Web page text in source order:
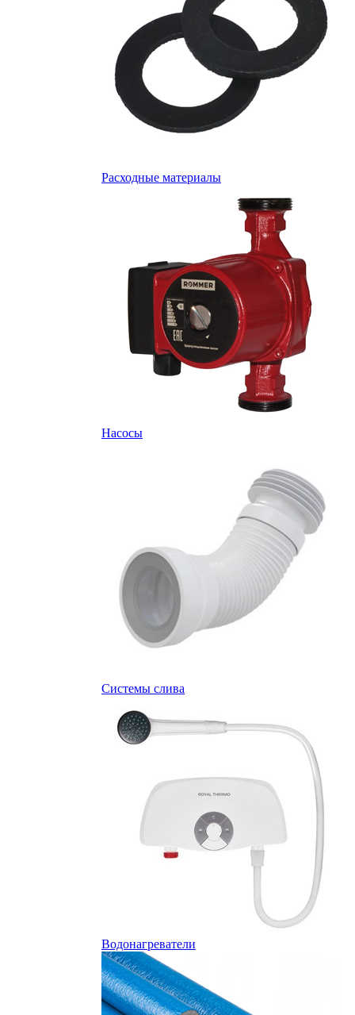
Расходные материалы
Насосы
Системы слива
Водонагреватели